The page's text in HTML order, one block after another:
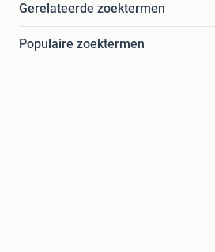
Gerelateerde zoektermen
Populaire zoektermen